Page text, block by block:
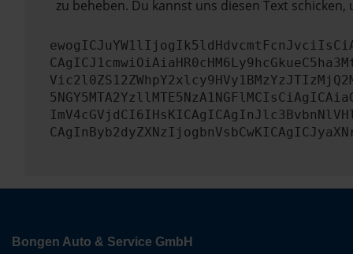
zu beheben. Du kannst uns diesen Text
Bongen Auto & Service GmbH